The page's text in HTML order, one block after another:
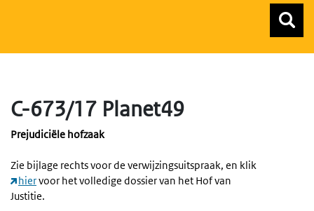
C-673/17 Planet49
Prejudiciële hofzaak
Zie bijlage rechts voor de verwijzingsuitspraak, en klik
hiervoor het volledige dossier van het Hof van
Justitie.